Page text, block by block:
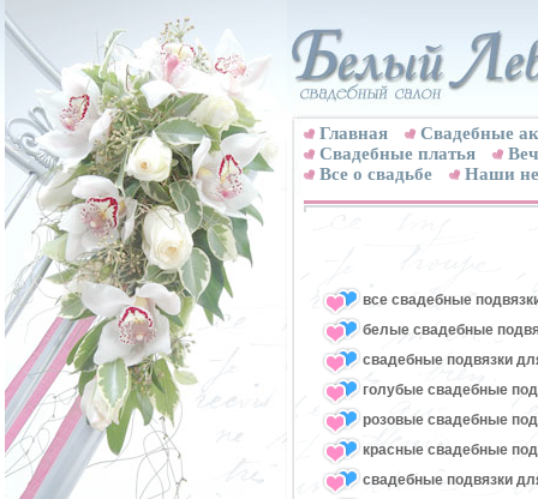
Главная
Свадебные
Cвадебные платья
Все о свадьбе
Наши
все свадебные
белые свадебные
свадебные подвязки
голубые свадебные
розовые свадебные
красные свадебные
свадебные подвязки